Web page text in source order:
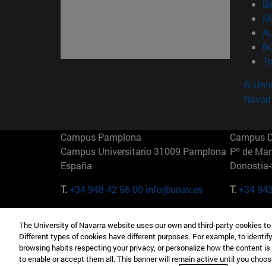
©
Campus Pamplona
Campus Universitario 31009 Pamplona
España
T.+34 948 42 56 00 info@unav.es
Campus
Pº de
T.+34
Camino del Cerro Águila 3 28023
Madrid España
165 W
EE.UU
The University of Navarra website uses our own and third-party cookies
Different types of cookies have different purposes. For example, to
browsing habits respecting your privacy, or personalize how the content
to enable or accept them all. This banner will remain active until you